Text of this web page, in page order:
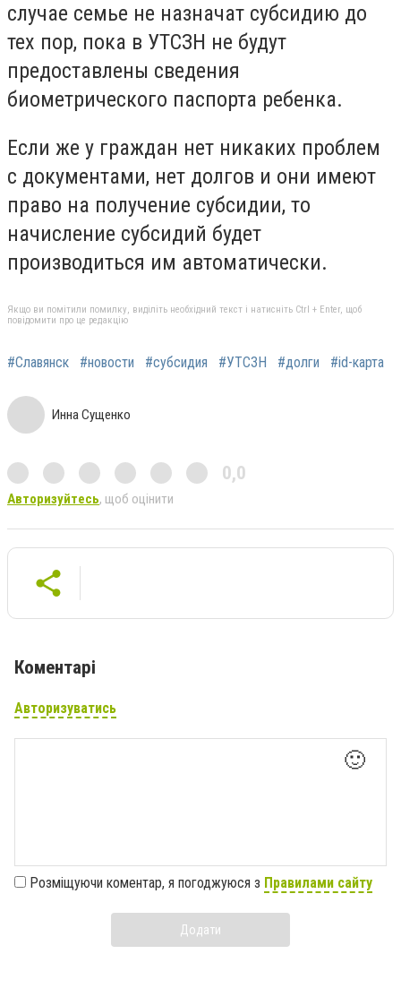
случае семье не назначат субсидию до
тех пор, пока в УТСЗН не будут
предоставлены сведения
биометрического паспорта ребенка.
Если же у граждан нет никаких проблем
с документами, нет долгов и они имеют
право на получение субсидии, то
начисление субсидий будет
производиться им автоматически.
Якщо ви помітили помилку, виділіть необхідний текст і натисніть Ctrl + Enter, щоб
повідомити про це редакцію
#Славянск #новости #субсидия #УТСЗН #долги #id-карта
Инна Сущенко
0,0
Авторизуйтесь, щоб оцінити
Коментарі
Авторизуватись
🙂
Розміщуючи коментар, я погоджуюся з Правилами сайту
Додати